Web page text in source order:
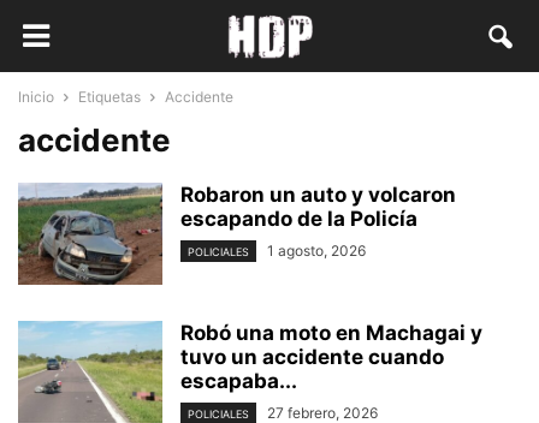
Inicio Etiquetas Accidente
accidente
Robaron un auto y volcaron
escapando de la Policía
POLICIALES 1 agosto, 2026
Robó una moto en Machagai y
tuvo un accidente cuando
escapaba...
POLICIALES 27 febrero, 2026